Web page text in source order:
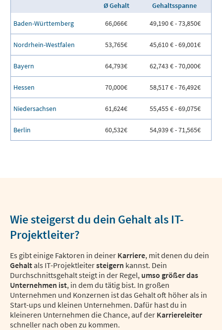
Ø Gehalt
Gehaltsspanne
Baden-Württemberg
66,066€ 49,190 € - 73,850€
Nordrhein-Westfalen 53,765€ 45,610 € - 69,001€
Bayern 64,793€ 62,743 € - 70,000€
Hessen 70,000€ 58,517 € - 76,492€
Niedersachsen 61,624€ 55,455 € - 69,075€
Berlin 60,532€ 54,939 € - 71,565€
Wie steigerst du dein Gehalt als IT-
Projektleiter?
Es gibt einige Faktoren in deiner Karriere, mit denen du dein
Gehaltals IT-Projektleitersteigern kannst. Dein
Durchschnittsgehalt steigt in der Regel, umso größer das
Unternehmen ist, in dem du tätig bist. In großen
Unternehmen und Konzernen ist das Gehalt oft höher als in
Start-ups und kleinen Unternehmen. Dafür hast du in
kleineren Unternehmen die Chance, auf der Karriereleiter
schneller nach oben zu kommen.